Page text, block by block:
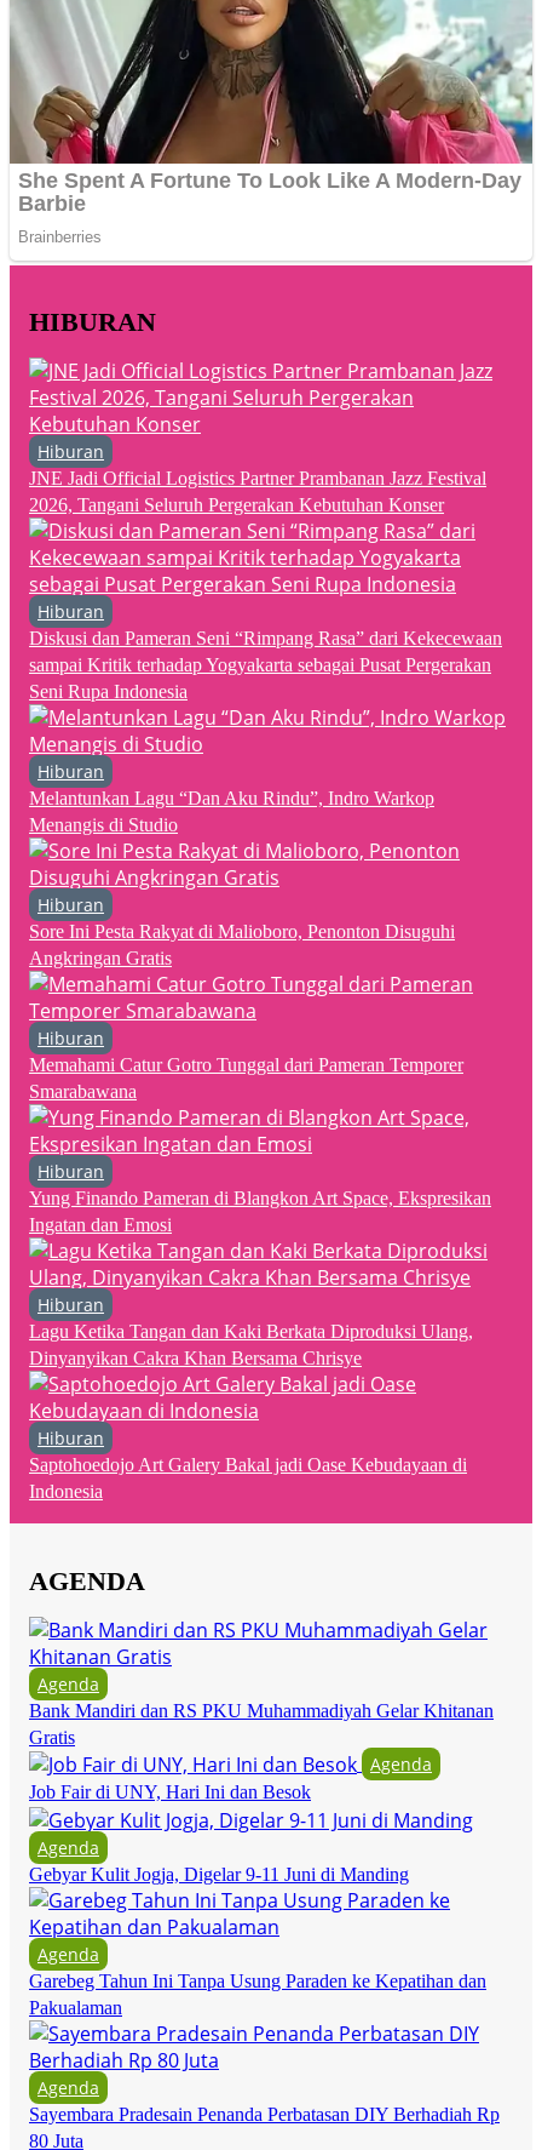
HIBURAN
Hiburan
JNE Jadi Official Logistics Partner Prambanan Jazz Festival
2026, Tangani Seluruh Pergerakan Kebutuhan Konser
Hiburan
Diskusi dan Pameran Seni “Rimpang Rasa” dari Kekecewaan
sampai Kritik terhadap Yogyakarta sebagai Pusat Pergerakan
Seni Rupa Indonesia
Hiburan
Melantunkan Lagu “Dan Aku Rindu”, Indro Warkop
Menangis di Studio
Hiburan
Sore Ini Pesta Rakyat di Malioboro, Penonton Disuguhi
Angkringan Gratis
Hiburan
Memahami Catur Gotro Tunggal dari Pameran Temporer
Smarabawana
Hiburan
Yung Finando Pameran di Blangkon Art Space, Ekspresikan
Ingatan dan Emosi
Hiburan
Lagu Ketika Tangan dan Kaki Berkata Diproduksi Ulang,
Dinyanyikan Cakra Khan Bersama Chrisye
Hiburan
Saptohoedojo Art Galery Bakal jadi Oase Kebudayaan di
Indonesia
AGENDA
Agenda
Bank Mandiri dan RS PKU Muhammadiyah Gelar Khitanan
Gratis
Agenda
Job Fair di UNY, Hari Ini dan Besok
Agenda
Gebyar Kulit Jogja, Digelar 9-11 Juni di Manding
Agenda
Garebeg Tahun Ini Tanpa Usung Paraden ke Kepatihan dan
Pakualaman
Agenda
Sayembara Pradesain Penanda Perbatasan DIY Berhadiah Rp
80 Juta